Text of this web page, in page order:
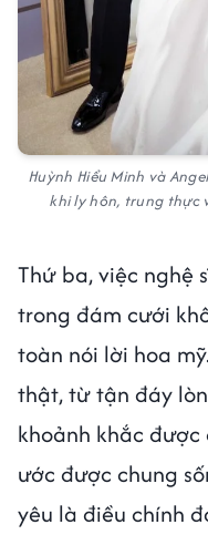
Huỳnh Hiểu Minh và
khi ly hôn, trung thực
Thứ ba, việc nghệ
trong đám cưới
toàn nói lời hoa
thật, từ tận đáy
khoảnh khắc
ước được chung
yêu là điều chính